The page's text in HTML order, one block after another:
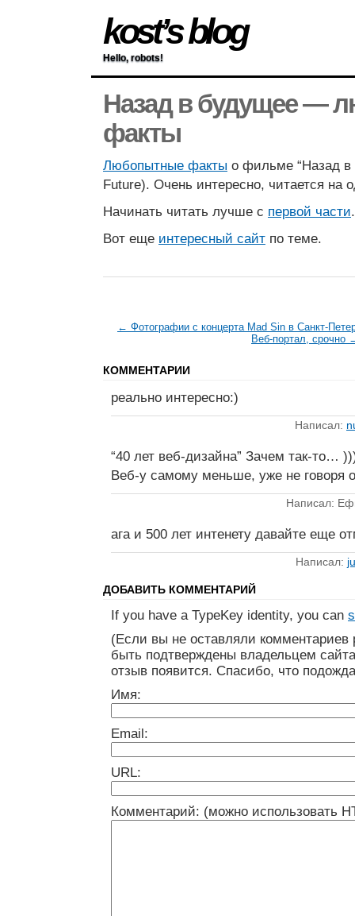
kost’s blog
Hello, robots!
Назад в будущее —
факты
Любопытные факты о фильме “Назад в
Future). Очень интересно, читается на
Начинать читать лучше с первой части.
Вот еще интересный сайт по теме.
← Фотографии с концерта Mad Sin в Санкт-
Веб-портал, срочно
КОММЕНТАРИИ
реально интересно:)
Написал:
“40 лет веб-дизайна” Зачем так-то…
Веб-у самому меньше, уже не говоря
Написал:
ага и 500 лет интенету давайте еще
Написал:
ДОБАВИТЬ КОММЕНТАРИЙ
If you have a TypeKey identity, you can
(Если вы не оставляли
быть подтверждены владельцем
отзыв появится. Спасибо, что
Имя:
Email:
URL:
Комментарий: (можно использовать